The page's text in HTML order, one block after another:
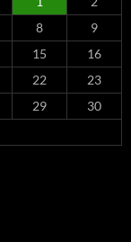
8
9
15
16
22
23
29
30